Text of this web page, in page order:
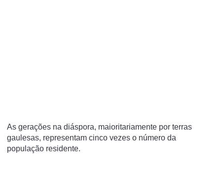
As gerações na diáspora, maioritariamente por terras
gaulesas, representam cinco vezes o número da
população residente.